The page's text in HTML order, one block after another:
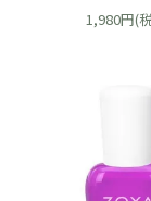
1,980円(